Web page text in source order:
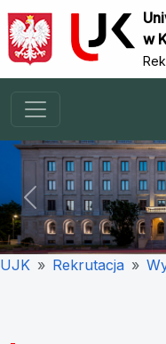
w
Previous
UJK Rekrutacja